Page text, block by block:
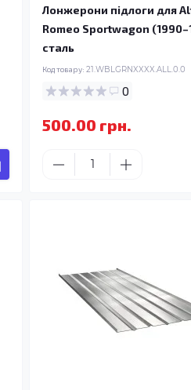
Лонжерони підлоги для
Romeo Sportwagon
сталь
Код товару: 21.WBLGRNXXXX.ALL.0.0
0
500.00 грн.